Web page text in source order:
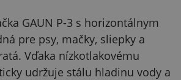
GAUN P-3 s horizontálnym
pre psy, mačky, sliepky a
Vďaka nízkotlakovému
udržuje stálu hladinu vody a